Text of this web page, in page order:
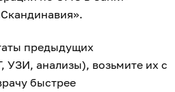
предыдущих
УЗИ, анализы), возьмите их с
быстрее